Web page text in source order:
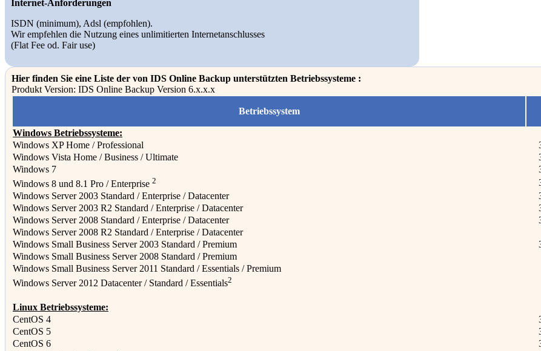
Internet-Anforderungen
ISDN (minimum), Adsl (empfohlen).
Wir empfehlen die Nutzung eines unlimitierten Internetanschlusses
(Flat Fee od. Fair use)
Hier finden Sie eine Liste der von IDS Online Backup unterstützten Betriebssysteme :
Produkt Version: IDS Online Backup Version 6.x.x.x
Betriebssystem
Windows Betriebssysteme:
Windows XP Home / Professional
Windows Vista Home / Business / Ultimate
Windows 7
Windows 8 und 8.1 Pro / Enterprise 2
Windows Server 2003 Standard / Enterprise / Datacenter
Windows Server 2003 R2 Standard / Enterprise / Datacenter
Windows Server 2008 Standard / Enterprise / Datacenter
Windows Server 2008 R2 Standard / Enterprise / Datacenter
Windows Small Business Server 2003 Standard / Premium
Windows Small Business Server 2008 Standard / Premium
Windows Small Business Server 2011 Standard / Essentials / Premium
Windows Server 2012 Datacenter / Standard / Essentials2
Linux Betriebssysteme:
CentOS 4
CentOS 5
CentOS 6